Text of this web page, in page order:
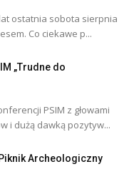
ostatnia sobota sierpnia
Co ciekawe p...
„Trudne do
PSIM z głowami
i dużą dawką pozytyw...
Archeologiczny